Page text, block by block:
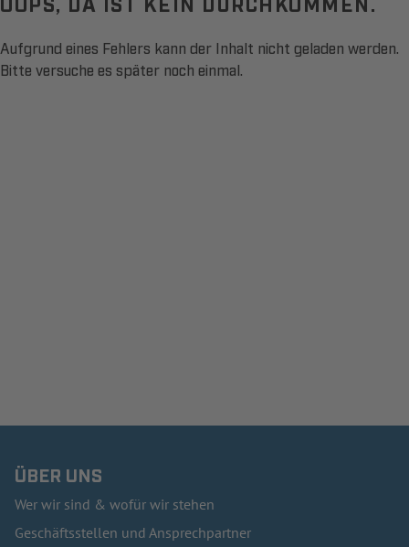
Aufgrund eines Fehlers kann der Inhalt nicht geladen werden.
Bitte versuche es später noch einmal.
ÜBER UNS
Wer wir sind & wofür wir stehen
Geschäftsstellen und Ansprechpartner